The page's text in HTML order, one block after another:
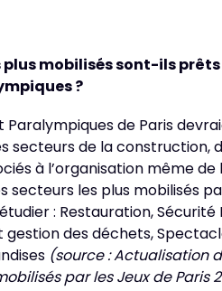
plus mobilisés sont-ils
?
Paralympiques de Paris
secteurs de la construction,
à l’organisation même de
secteurs les plus mobilisés
: Restauration,
des déchets,
(source : Actualisation
par les Jeux de Paris